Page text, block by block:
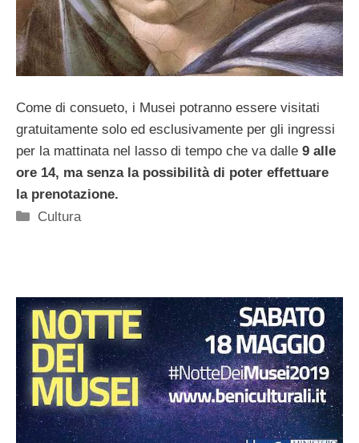
Come di consueto, i Musei potranno essere visitati
gratuitamente solo ed esclusivamente per gli ingressi
per la mattinata nel lasso di tempo che va dalle 9 alle
ore 14, ma senza la possibilità di poter effettuare
la prenotazione.
Categorie
Cultura